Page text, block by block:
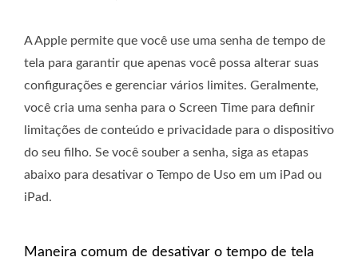
A Apple permite que você use uma senha de tempo de
tela para garantir que apenas você possa alterar suas
configurações e gerenciar vários limites. Geralmente,
você cria uma senha para o Screen Time para definir
limitações de conteúdo e privacidade para o dispositivo
do seu filho. Se você souber a senha, siga as etapas
abaixo para desativar o Tempo de Uso em um iPad ou
iPad.
Maneira comum de desativar o tempo de tela